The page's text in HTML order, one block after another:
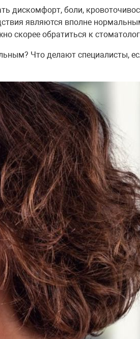
дискомфорт, боли,
являются вполне
скорее обратиться к
Что делают специалисты,